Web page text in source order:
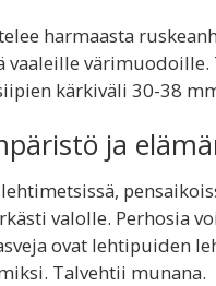
harmaasta
vaaleille värimuodoille.
kärkiväli 30-38
ja
valolle. Perhosia
ovat lehtipuiden
Talvehtii munana.